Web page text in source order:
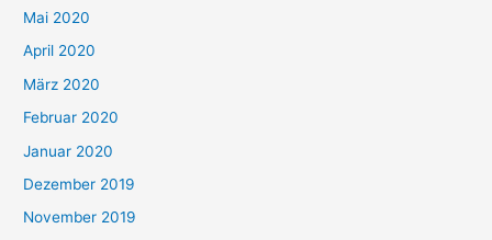
Mai 2020
April 2020
März 2020
Februar 2020
Januar 2020
Dezember 2019
November 2019